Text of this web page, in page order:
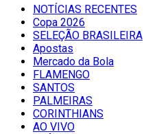
NOTÍCIAS RECENTES
Copa 2026
SELEÇÃO BRASILEIRA
Apostas
Mercado da Bola
FLAMENGO
SANTOS
PALMEIRAS
CORINTHIANS
AO VIVO